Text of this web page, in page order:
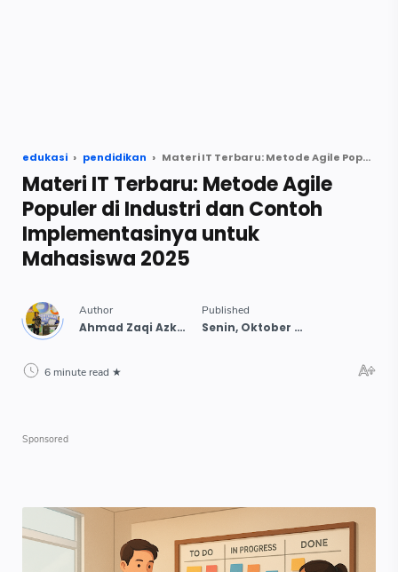
edukasi pendidikan Materi IT Terbaru: Metode Agile Populer di Industri dan Contoh Implementasinya untuk Mahasiswa 2025
Materi IT Terbaru: Metode Agile
Populer di Industri dan Contoh
Implementasinya untuk
Mahasiswa 2025
6 minute read